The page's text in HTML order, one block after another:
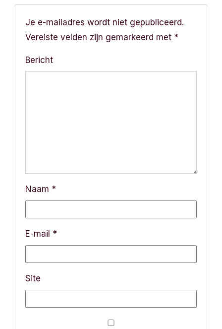
Je e-mailadres wordt niet gepubliceerd.
Vereiste velden zijn gemarkeerd met *
Bericht
Naam *
E-mail *
Site